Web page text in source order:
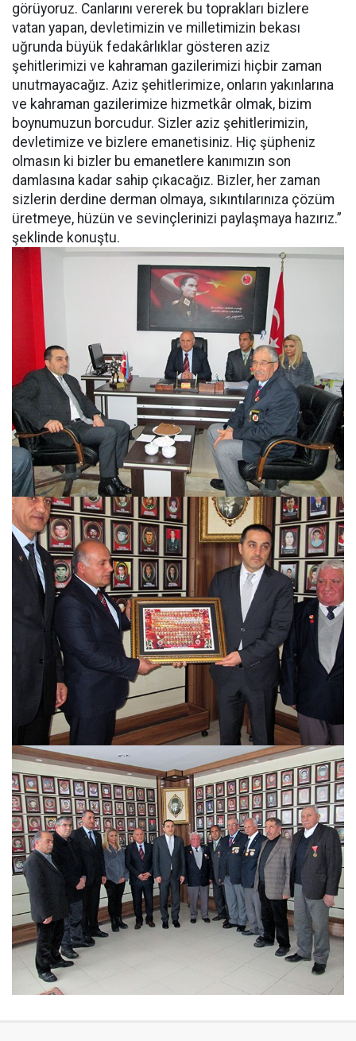
görüyoruz. Canlarını vererek bu toprakları bizlere
vatan yapan, devletimizin ve milletimizin bekası
uğrunda büyük fedakârlıklar gösteren aziz
şehitlerimizi ve kahraman gazilerimizi hiçbir zaman
unutmayacağız. Aziz şehitlerimize, onların yakınlarına
ve kahraman gazilerimize hizmetkâr olmak, bizim
boynumuzun borcudur. Sizler aziz şehitlerimizin,
devletimize ve bizlere emanetisiniz. Hiç şüpheniz
olmasın ki bizler bu emanetlere kanımızın son
damlasına kadar sahip çıkacağız. Bizler, her zaman
sizlerin derdine derman olmaya, sıkıntılarınıza çözüm
üretmeye, hüzün ve sevinçlerinizi paylaşmaya hazırız.”
şeklinde konuştu.